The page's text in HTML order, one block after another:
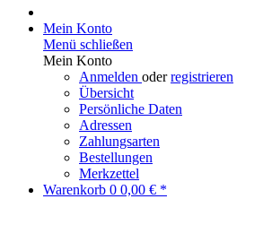
Mein Konto
Menü schließen
Mein Konto
Anmelden oderregistrieren
Übersicht
Persönliche Daten
Adressen
Zahlungsarten
Bestellungen
Merkzettel
Warenkorb 0 0,00 € *